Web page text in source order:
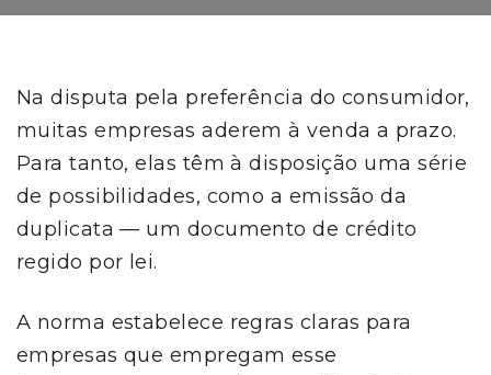
Na disputa pela preferência do consumidor,
muitas empresas aderem à venda a prazo.
Para tanto, elas têm à disposição uma série
de possibilidades, como a emissão da
duplicata — um documento de crédito
regido por lei.
A norma estabelece regras claras para
empresas que empregam esse